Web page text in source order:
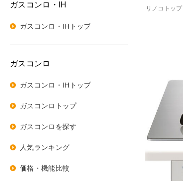
リノコトップ
ガスコンロ・IH
ガスコンロ・IHトップ
ガスコンロ
ガスコンロ・IHトップ
ガスコンロトップ
ガスコンロを探す
人気ランキング
価格・機能比較